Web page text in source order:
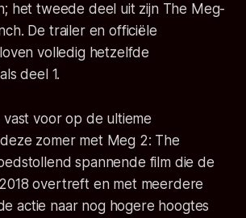
het tweede deel uit zijn The Meg-
. De trailer en officiële
volledig hetzelfde
deel 1.
vast voor op de ultieme
zomer met Meg 2: The
spannende film die de
overtreft en met meerdere
actie naar nog hogere hoogtes